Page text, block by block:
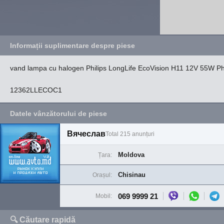
Informații suplimentare despre piese
vand lampa cu halogen Philips LongLife EcoVision H11 12V 55W
12362LLECOC1
Datele vânzătorului de piese
ВячеславTotal 215 anunțuri
Țara: Moldova
Orașul: Chisinau
Mobil: 069 9999 21
🔍 Căutare rapidă